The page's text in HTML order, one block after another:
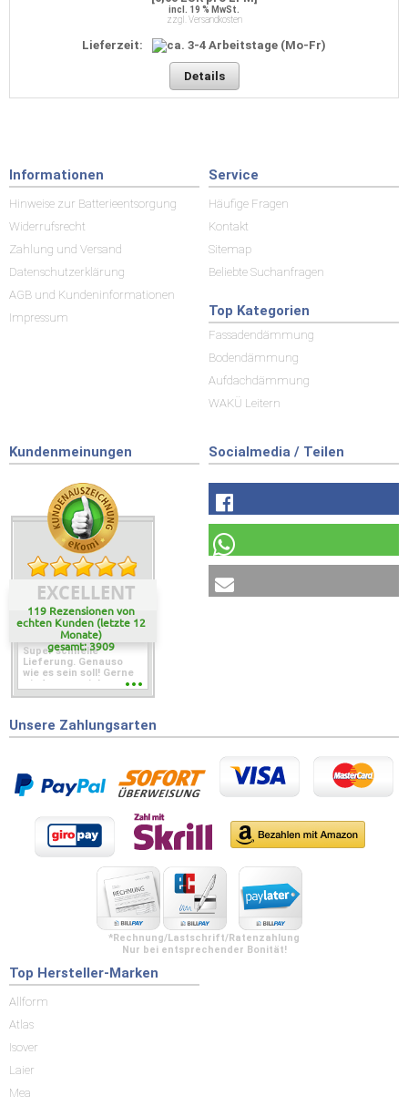
incl. 19 % MwSt.
zzgl. Versandkosten
Lieferzeit:
Details
Informationen
Hinweise zur Batterieentsorgung
Widerrufsrecht
Zahlung und Versand
Datenschutzerklärung
AGB und Kundeninformationen
Impressum
Service
Häufige Fragen
Kontakt
Sitemap
Beliebte Suchanfragen
Top Kategorien
Fassadendämmung
Bodendämmung
Aufdachdämmung
WAKÜ Leitern
Kundenmeinungen
EXCELLENT
119 Rezensionen von
echten Kunden (letzte 12
Monate)
gesamt: 3909
Super schnelle
Lieferung. Genauso
wie es sein soll! Gerne
wieder wenn ich was
Socialmedia / Teilen
Unsere Zahlungsarten
*Rechnung/Lastschrift/Ratenzahlung
Nur bei entsprechender Bonität!
Top Hersteller-Marken
Allform
Atlas
Isover
Laier
Mea